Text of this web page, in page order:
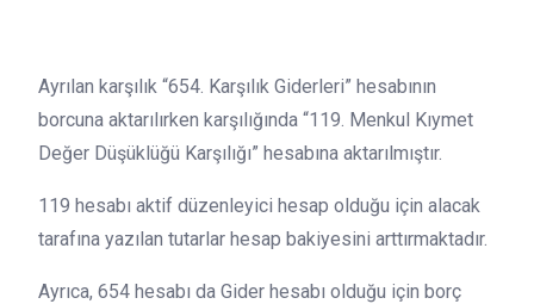
Ayrılan karşılık “654. Karşılık Giderleri” hesabının
borcuna aktarılırken karşılığında “119. Menkul Kıymet
Değer Düşüklüğü Karşılığı” hesabına aktarılmıştır.
119 hesabı aktif düzenleyici hesap olduğu için alacak
tarafına yazılan tutarlar hesap bakiyesini arttırmaktadır.
Ayrıca, 654 hesabı da Gider hesabı olduğu için borç